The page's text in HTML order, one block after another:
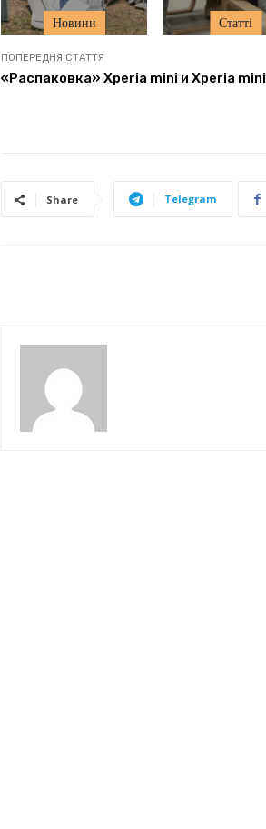
Новини Статті
ПОПЕРЕДНЯ СТАТТЯ
«Распаковка» Xperia mini и Xperia
Share Telegram